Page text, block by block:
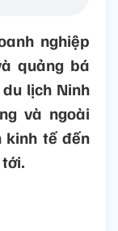
nghiệp
quảng bá
lịch Ninh
và ngoài
kinh tế đến